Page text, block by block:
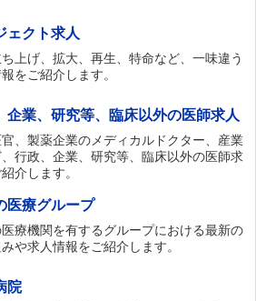
ェクト求人
上げ、拡大、再生、特命など、一味違う
をご紹介します。
企業、研究等、臨床以外の医師求人
、製薬企業のメディカルドクター、産業
、行政、企業、研究等、臨床以外の医師求
介します。
医療グループ
療機関を有するグループにおける最新の
や求人情報をご紹介します。
院